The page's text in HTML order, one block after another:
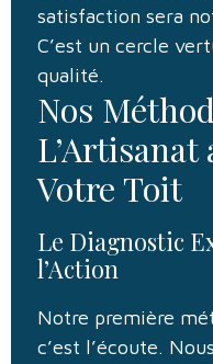
satisfaction sera
C’est un cercle
qualité.
Nos
L’Artisanat
Votre Toit
Le Diagnostic
l’Action
Notre première
c’est l’écoute.